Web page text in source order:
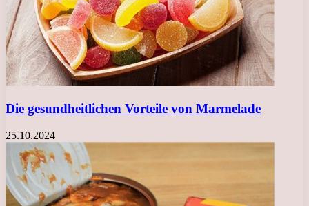
Die gesundheitlichen Vorteile von Marmelade
25.10.2024